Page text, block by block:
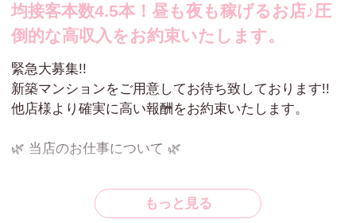
均接客本数4.5本！昼も夜も稼げるお店♪圧
倒的な高収入をお約束いたします。
緊急大募集!!
新築マンションをご用意してお待ち致しております!!
他店様より確実に高い報酬をお約束いたします。
🌿 当店のお仕事について 🌿
当店は完全個室のメンズエステサロンです。
お客様にリラックスしていただける空間で、オイルを
もっと見る